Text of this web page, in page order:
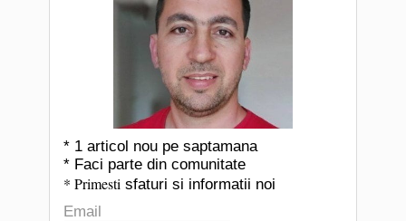
* 1 articol nou pe saptamana
* Faci parte din comunitate
* Primesti sfaturi si informatii noi
Email